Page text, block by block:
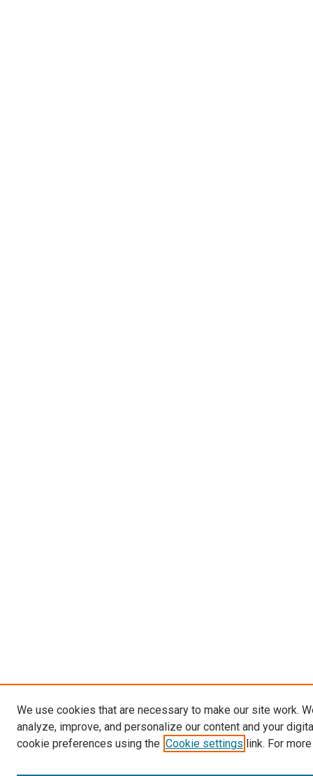
We use cookies that are necessary to make our site work.
analyze, improve, and personalize our content and your
cookie preferences using the Cookie settings link. For